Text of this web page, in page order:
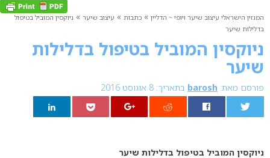
המגזין הישראלי עיצוב שיער ויופי ~ הדליין » כתבות » עיצוב שיער » ניוקסין המוביל בטיפול
בדלילות שיער
ניוקסין המוביל בטיפול בדלילות
שיער
פורסם מאת: barosh בתאריך: 8 אוגוסט 2016
ניוקסין המוביל בטיפול בדלילות שיער